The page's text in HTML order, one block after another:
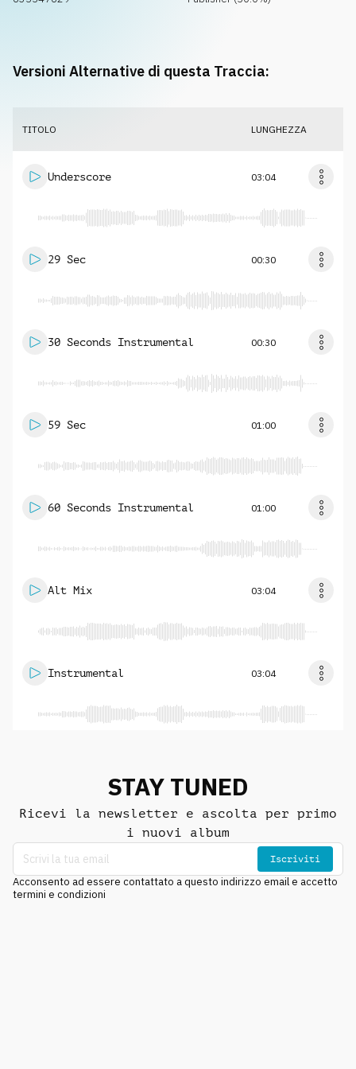
Versioni Alternative di questa Traccia:
TITOLO LUNGHEZZA
Underscore 03:04
29 Sec 00:30
30 Seconds Instrumental 00:30
59 Sec 01:00
60 Seconds Instrumental 01:00
Alt Mix 03:04
Instrumental 03:04
STAY TUNED
Ricevi la newsletter e ascolta per primo
i nuovi album
Iscriviti
Acconsento ad essere contattato a questo indirizzo email e accetto
termini e condizioni